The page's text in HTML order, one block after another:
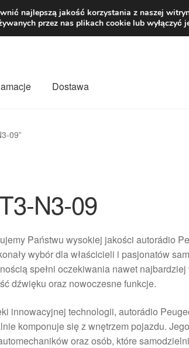
zł
Dostawa
09”
N3-09
Państwu wysokiej jakości autorádio
wybór dla właścicieli i pasjonatów
spełni oczekiwania nawet
dźwięku oraz nowoczesne funkcje.
innowacyjnej technologii, autorádio
komponuje się z wnętrzem pojazdu.
oraz osób, które
najlepszą jakość korzystania z naszej
przez nas plikach cookie lub wyłączyć